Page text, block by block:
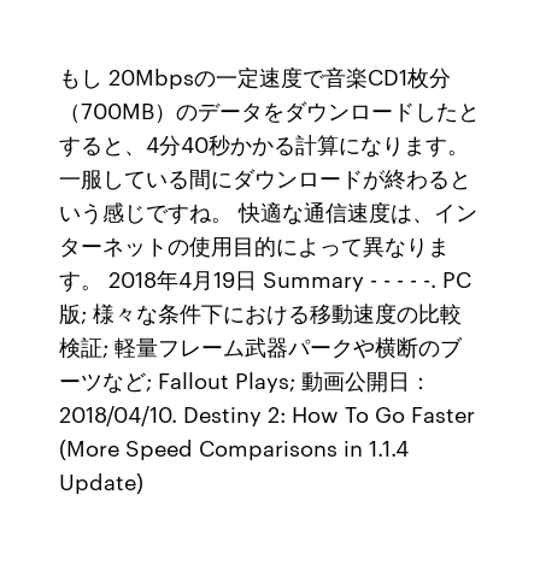
もし 20Mbpsの一定速度で音楽CD1枚分
（700MB）のデータをダウンロードしたと
すると、4分40秒かかる計算になります。
一服している間にダウンロードが終わると
いう感じですね。 快適な通信速度は、イン
ターネットの使用目的によって異なりま
す。 2018年4月19日 Summary - - - - -. PC
版; 様々な条件下における移動速度の比較
検証; 軽量フレーム武器パークや横断のブ
ーツなど; Fallout Plays; 動画公開日：
2018/04/10. Destiny 2: How To Go Faster
(More Speed Comparisons in 1.1.4
Update)